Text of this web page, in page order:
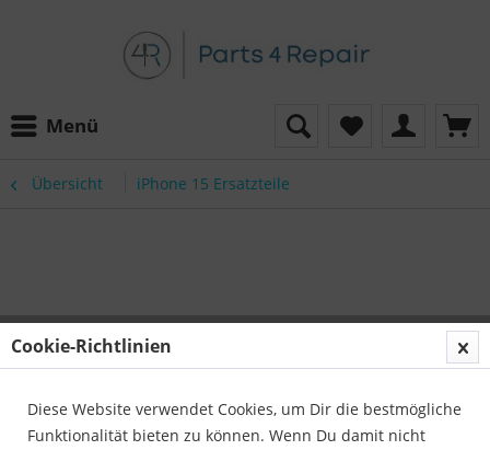
Menü
Übersicht iPhone 15 Ersatzteile
Cookie-Richtlinien
Diese Website verwendet Cookies, um Dir die bestmögliche
Funktionalität bieten zu können. Wenn Du damit nicht